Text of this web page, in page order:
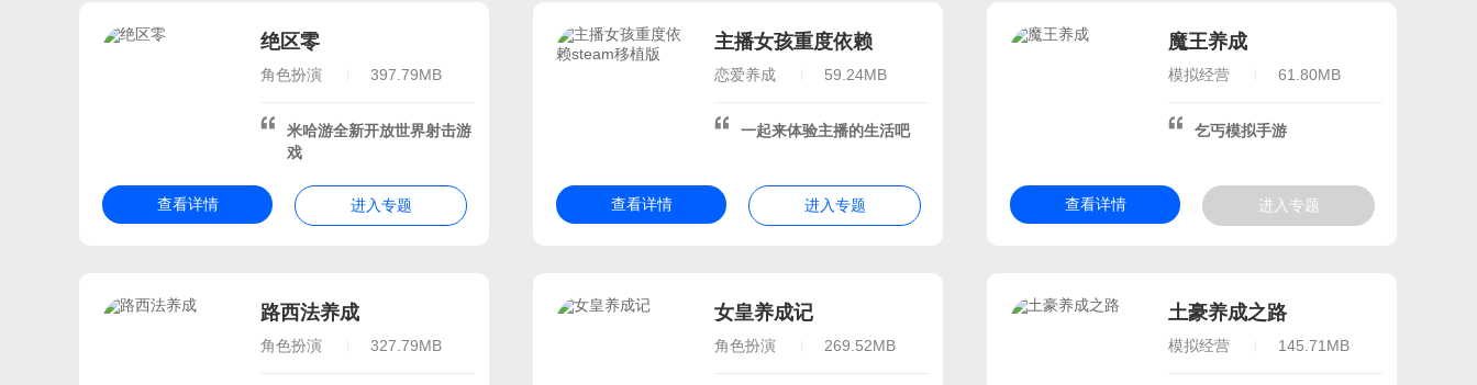
网络手游人气排行榜
二次元风格手游
世界上最好玩的游戏
2026寒假必玩游戏
寒假必玩的30款手游
2026适合春节玩的的游戏
2026寒假热门游戏
绝区零
角色扮演 397.79MB
米哈游全新开放世界射击游
戏
查看详情 进入专题
主播女孩重度依赖
steam移植版
恋爱养成 59.24MB
一起来体验主播的生活吧
查看详情 进入专题
魔王养成
模拟经营 61.80MB
乞丐模拟手游
查看详情 进入专题
路西法养成
角色扮演 327.79MB
女皇养成记
角色扮演 269.52MB
土豪养成之路
模拟经营 145.71MB